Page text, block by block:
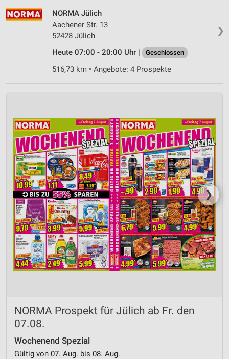
❯
NORMA Jülich
Aachener Str. 13
52428 Jülich
Heute 07:00 - 20:00 Uhr |
Geschlossen
516,73 km • Angebote: 4 Prospekte
❯
NORMA Prospekt für Jülich ab Fr. den
07.08.
Wochenend Spezial
Gültig von 07. Aug. bis 08. Aug.